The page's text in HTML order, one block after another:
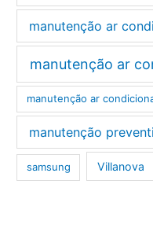
manutenção ar
manutenção ar
manutenção ar
manutenção
samsung Villanova